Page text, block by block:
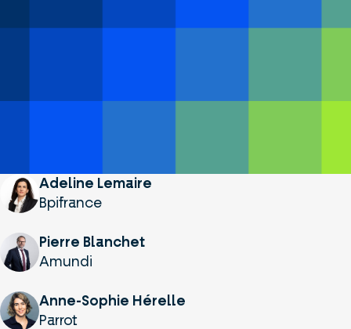
Adeline Lemaire
Bpifrance
Pierre Blanchet
Amundi
Anne-Sophie Hérelle
Parrot